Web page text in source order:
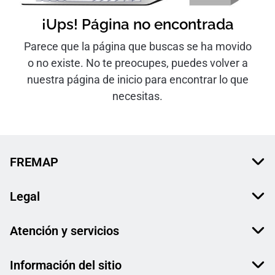
¡Ups! Página no encontrada
Parece que la página que buscas se ha movido
o no existe. No te preocupes, puedes volver a
nuestra página de inicio para encontrar lo que
necesitas.
FREMAP
Legal
Atención y servicios
Información del sitio